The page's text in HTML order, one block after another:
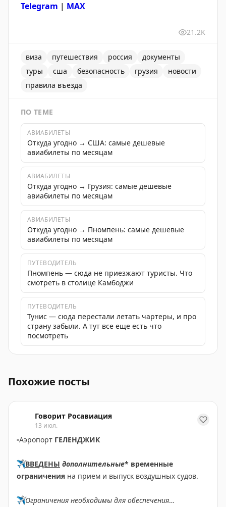
Telegram | MAX
21.2K
виза путешествия россия
документы
туры
сша безопасность грузия
новости
правила въезда
ПО ТЕМЕ
АВИАБИЛЕТЫ
Откуда угодно → США: самые дешевые
авиабилеты по месяцам
АВИАБИЛЕТЫ
Откуда угодно → Грузия: самые дешевые
авиабилеты по месяцам
АВИАБИЛЕТЫ
Откуда угодно → Пномпень: самые дешевые
авиабилеты по месяцам
ПУТЕВОДИТЕЛЬ
Пномпень — сюда не приезжают туристы. Что
смотреть в столице Камбоджи
ПУТЕВОДИТЕЛЬ
Тунис — сюда перестали летать чартеры, и про
страну забыли. А тут все еще есть что
посмотреть
Похожие посты
Говорит Росавиация
13 июл.
▫️Аэропорт ГЕЛЕНДЖИК
✈️ВВЕДЕНЫ дополнительные* временные
ограничения на прием и выпуск воздушных судов.
✈️Ограничения необходимы для обеспечения